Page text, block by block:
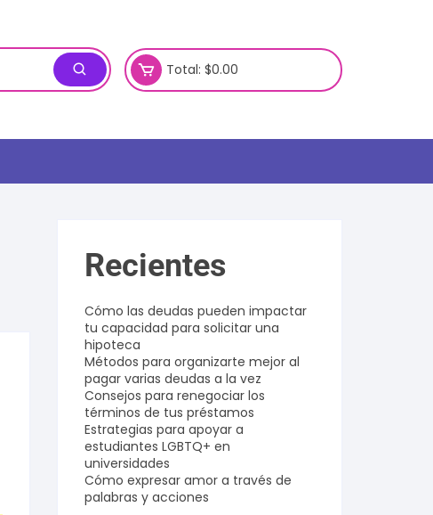
Total: $0.00
Recientes
Cómo las deudas pueden impactar
tu capacidad para solicitar una
hipoteca
Métodos para organizarte mejor al
pagar varias deudas a la vez
Consejos para renegociar los
términos de tus préstamos
Estrategias para apoyar a
estudiantes LGBTQ+ en
universidades
Cómo expresar amor a través de
palabras y acciones